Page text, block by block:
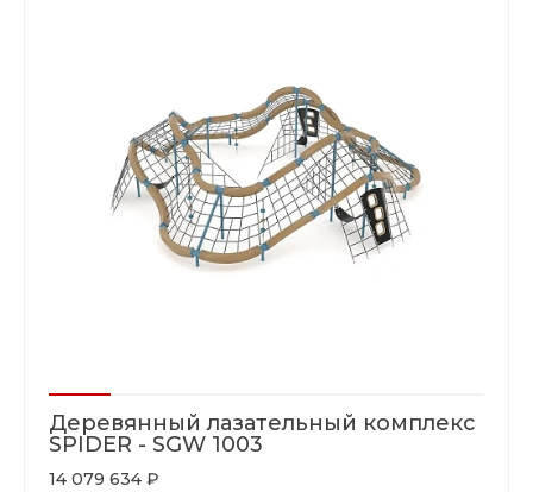
Деревянный лазательный комплекс
SPIDER - SGW 1003
14 079 634 ₽